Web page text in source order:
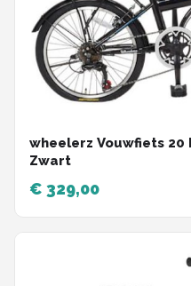
wheelerz Vouwfiets 20
Zwart
€ 329,00